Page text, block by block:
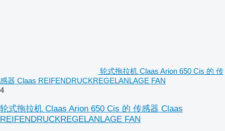
轮式拖拉机 Claas Arion 650 Cis 的 传
感器 Claas REIFENDRUCKREGELANLAGE FAN
4
轮式拖拉机 Claas Arion 650 Cis 的 传感器 Claas
REIFENDRUCKREGELANLAGE FAN